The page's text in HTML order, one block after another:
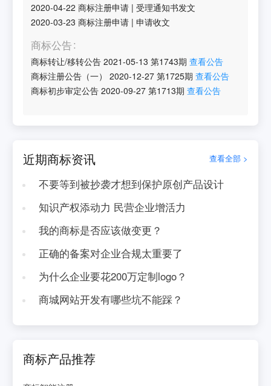
2020-04-22 商标注册申请 |受理通知书发文
2020-03-23 商标注册申请 |申请收文
商标公告
商标转让/移转公告 2021-05-13 第1743期 查看公告
商标注册公告（一）
2020-12-27 第1725期 查看公告
商标初步审定公告 2020-09-27 第1713期 查看公告
近期商标资讯 查看全部 >
不要等到被抄袭才想到保护原创产品设计
知识产权添动力 民营企业增活力
我的商标是否应该做变更？
正确的备案对企业合规太重要了
为什么企业要花200万定制logo？
商城网站开发有哪些坑不能踩？
商标产品推荐